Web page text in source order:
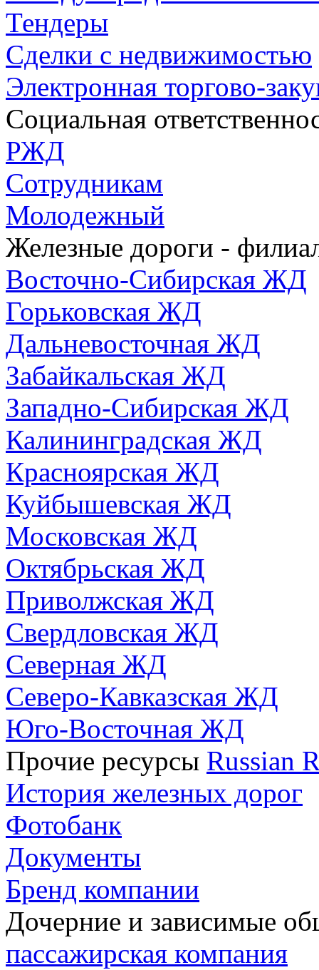
Тендеры
Сделки с недвижимостью
Электронная торгово-
Социальная
РЖД
Сотрудникам
Молодежный
Железные дороги -
Восточно-Сибирская ЖД
Горьковская ЖД
Дальневосточная ЖД
Забайкальская ЖД
Западно-Сибирская ЖД
Калининградская ЖД
Красноярская ЖД
Куйбышевская ЖД
Московская ЖД
Октябрьская ЖД
Приволжская ЖД
Свердловская ЖД
Северная ЖД
Северо-Кавказская ЖД
Юго-Восточная ЖД
Прочие ресурсы Russian
История железных дорог
Фотобанк
Документы
Бренд компании
Дочерние и зависимые
пассажирская компания